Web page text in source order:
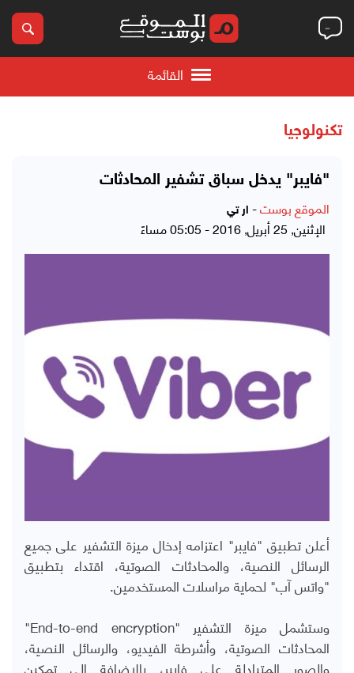
القائمة
تكنولوجيا
"فايبر" يدخل سباق تشفير المحادثات
الموقع بوست- ار تي
الإثنين, 25 أبريل, 2016 - 05:05 مساءً
أعلن تطبيق "فايبر" اعتزامه إدخال ميزة التشفير على جميع
الرسائل النصية، والمحادثات الصوتية، اقتداء بتطبيق
"واتس آب" لحماية مراسلات المستخدمين.
وستشمل ميزة التشفير "End-to-end encryption"
المحادثات الصوتية، وأشرطة الفيديو، والرسائل النصية،
والصور المتبادلة على فايبر، بالإضافة إلى تمكين